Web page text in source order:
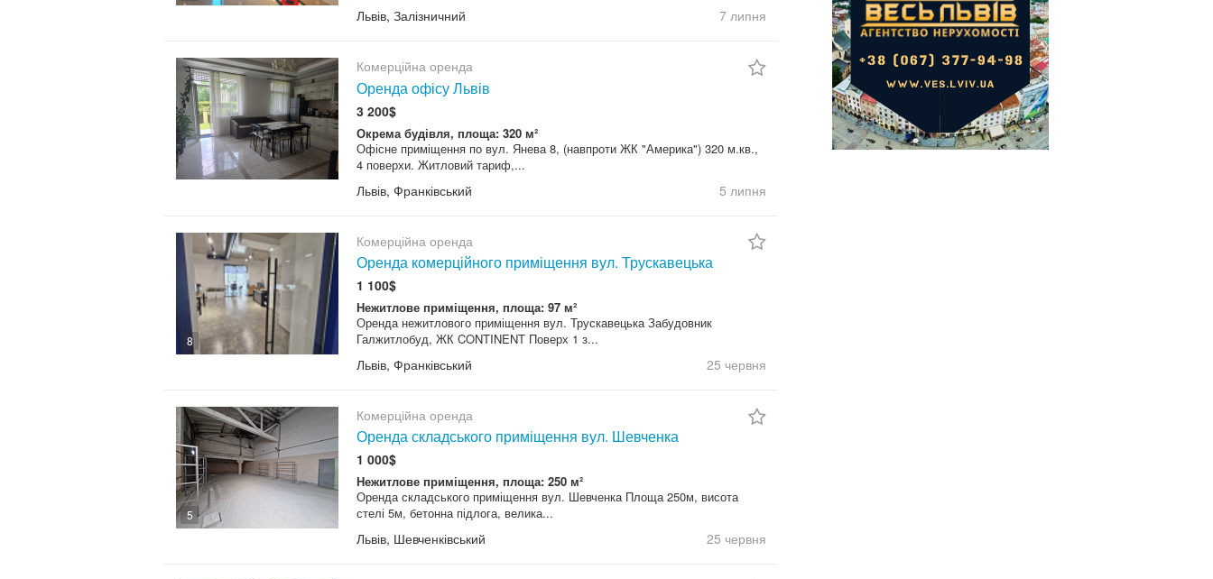
Львів, Залізничний 7 липня
Комерційна оренда
Оренда офісу Львів
3 200$
Окрема будівля, площа: 320 м²
Офісне приміщення по вул. Янева 8, (навпроти ЖК "Америка") 320 м.кв.,
4 поверхи. Житловий тариф,...
Львів, Франківський 5 липня
8
Комерційна оренда
Оренда комерційного приміщення вул. Трускавецька
1 100$
Нежитлове приміщення, площа: 97 м²
Оренда нежитлового приміщення вул. Трускавецька Забудовник
Галжитлобуд, ЖК CONTINENT Поверх 1 з...
Львів, Франківський 25 червня
5
Комерційна оренда
Оренда складського приміщення вул. Шевченка
1 000$
Нежитлове приміщення, площа: 250 м²
Оренда складського приміщення вул. Шевченка Площа 250м, висота
стелі 5м, бетонна підлога, велика...
Львів, Шевченківський 25 червня
Салон краси
Склад
СТО
Торгова площа
Не важливо